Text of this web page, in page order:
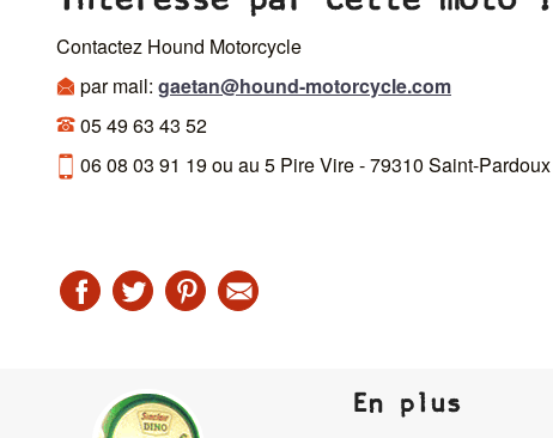
Contactez Hound Motorcycle
par mail: gaetan@hound-motorcycle.com
05 49 63 43 52
06 08 03 91 19 ou au 5 Pire Vire - 79310 Saint-Pardoux
En plus